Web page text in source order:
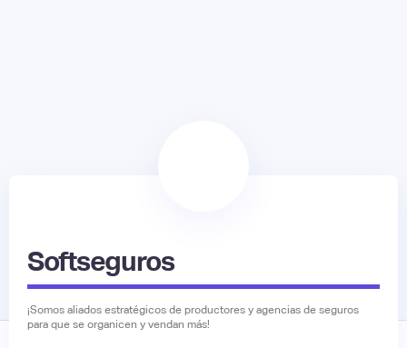
Softseguros
¡Somos aliados estratégicos de productores y agencias de seguros
para que se organicen y vendan más!